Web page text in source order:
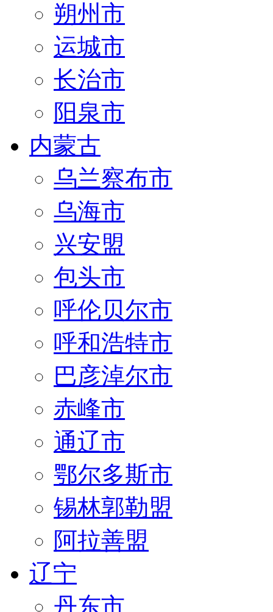
朔州市
运城市
长治市
阳泉市
内蒙古
乌兰察布市
乌海市
兴安盟
包头市
呼伦贝尔市
呼和浩特市
巴彦淖尔市
赤峰市
通辽市
鄂尔多斯市
锡林郭勒盟
阿拉善盟
辽宁
丹东市